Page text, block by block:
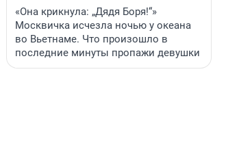
«Она крикнула: „Дядя Боря!“»
Москвичка исчезла ночью у океана
во Вьетнаме. Что произошло в
последние минуты пропажи девушки